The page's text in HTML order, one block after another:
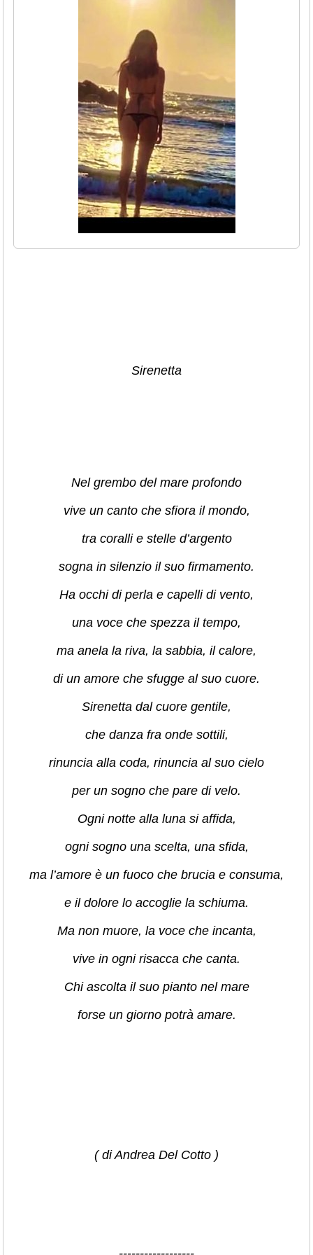
Sirenetta
Nel grembo del mare profondo
vive un canto che sfiora il mondo,
tra coralli e stelle d’argento
sogna in silenzio il suo firmamento.
Ha occhi di perla e capelli di vento,
una voce che spezza il tempo,
ma anela la riva, la sabbia, il calore,
di un amore che sfugge al suo cuore.
Sirenetta dal cuore gentile,
che danza fra onde sottili,
rinuncia alla coda, rinuncia al suo cielo
per un sogno che pare di velo.
Ogni notte alla luna si affida,
ogni sogno una scelta, una sfida,
ma l’amore è un fuoco che brucia e consuma,
e il dolore lo accoglie la schiuma.
Ma non muore, la voce che incanta,
vive in ogni risacca che canta.
Chi ascolta il suo pianto nel mare
forse un giorno potrà amare.
( di Andrea Del Cotto )